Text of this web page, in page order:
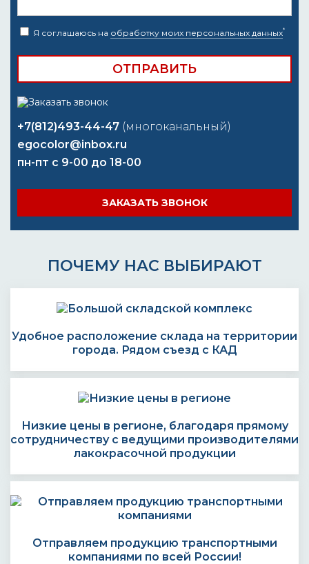
Я соглашаюсь на обработку моих персональных данных*
+7(812)493-44-47 (многоканальный)
egocolor@inbox.ru
пн-пт с 9-00 до 18-00
ЗАКАЗАТЬ ЗВОНОК
ПОЧЕМУ НАС ВЫБИРАЮТ
Удобное расположение склада на территории
города. Рядом съезд с КАД
Низкие цены в регионе, благодаря прямому
сотрудничеству с ведущими производителями
лакокрасочной продукции
Отправляем продукцию транспортными
компаниями по всей России!